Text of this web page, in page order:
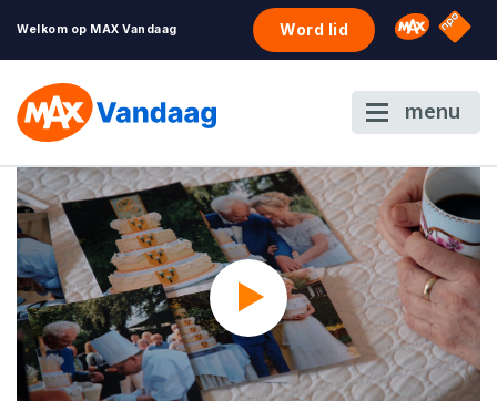
Welkom op MAX Vandaag Word lid Omroep
NPO
menu